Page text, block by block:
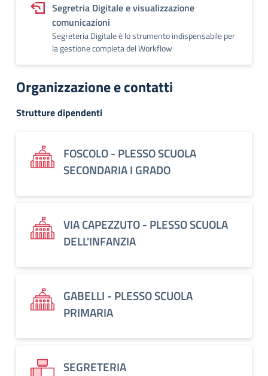
Segretria Digitale e visualizzazione
comunicazioni
Segreteria Digitale è lo strumento indispensabile per
la gestione completa del Workflow
Organizzazione e contatti
Strutture dipendenti
FOSCOLO - PLESSO SCUOLA
SECONDARIA I GRADO
VIA CAPEZZUTO - PLESSO SCUOLA
DELL'INFANZIA
GABELLI - PLESSO SCUOLA
PRIMARIA
SEGRETERIA